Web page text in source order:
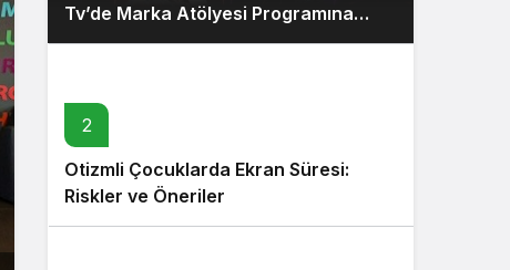
Tv’de Marka Atölyesi Programına
Konuk Oldu
2
Otizmli Çocuklarda Ekran Süresi:
Riskler ve Öneriler